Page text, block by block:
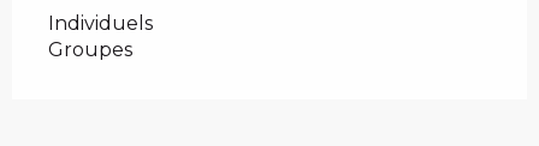
Individuels
Groupes